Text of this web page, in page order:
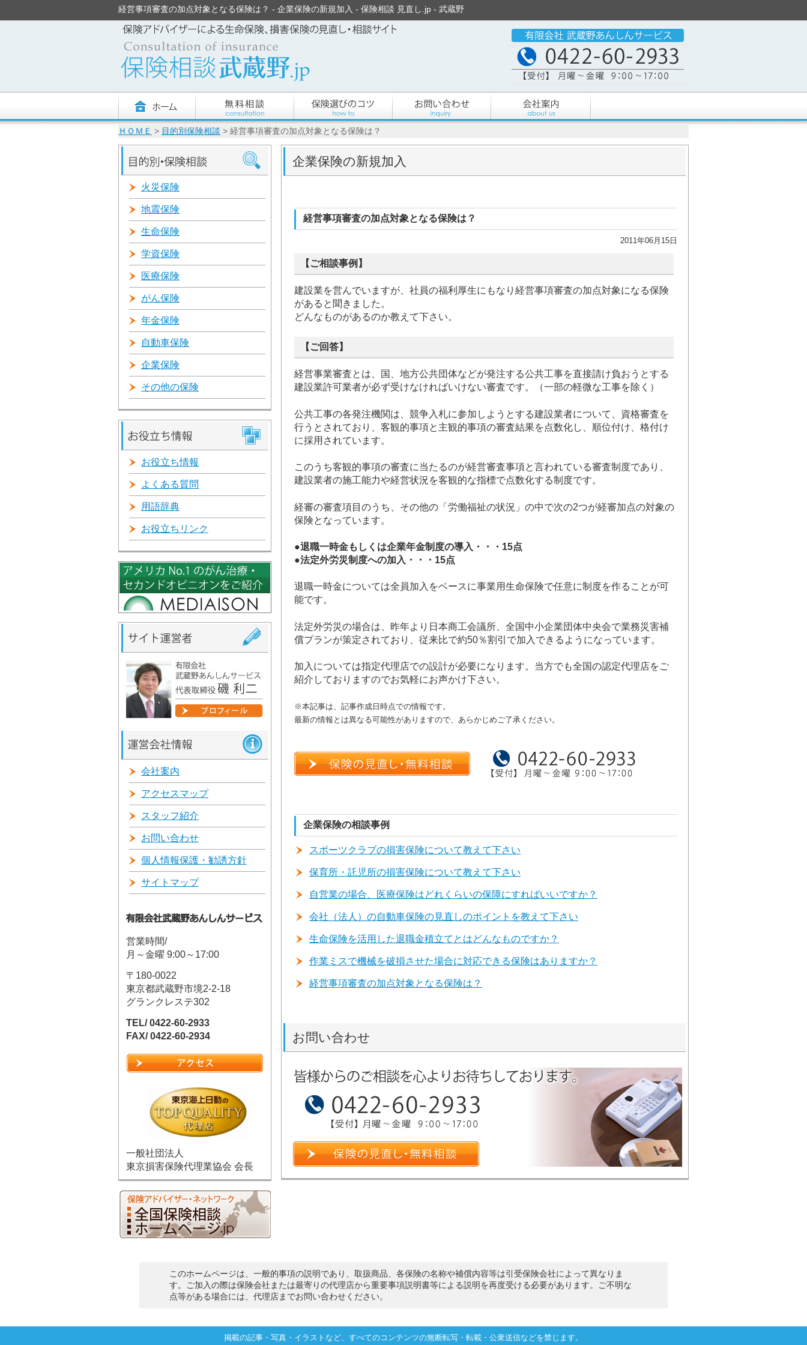
経営事項審査の加点対象となる保険は？ - 企業保険の新規加入 - 保険相談 見直し.jp - 武蔵野
ＨＯＭＥ > 目的別保険相談 > 経営事項審査の加点対象となる保険は？
企業保険の新規加入
経営事項審査の加点対象となる保険は？
2011年06月15日
【ご相談事例】
建設業を営んでいますが、社員の福利厚生にもなり経営事項審査の加点対象になる保険
があると聞きました。
どんなものがあるのか教えて下さい。
【ご回答】
経営事業審査とは、国、地方公共団体などが発注する公共工事を直接請け負おうとする
建設業許可業者が必ず受けなければいけない審査です。（一部の軽微な工事を除く）
公共工事の各発注機関は、競争入札に参加しようとする建設業者について、資格審査を
行うとされており、客観的事項と主観的事項の審査結果を点数化し、順位付け、格付け
に採用されています。
このうち客観的事項の審査に当たるのが経営審査事項と言われている審査制度であり、
建設業者の施工能力や経営状況を客観的な指標で点数化する制度です。
経審の審査項目のうち、その他の「労働福祉の状況」の中で次の2つが経審加点の対象の
保険となっています。
●退職一時金もしくは企業年金制度の導入・・・15点
●法定外労災制度への加入・・・15点
退職一時金については全員加入をベースに事業用生命保険で任意に制度を作ることが可
能です。
法定外労災の場合は、昨年より日本商工会議所、全国中小企業団体中央会で業務災害補
償プランが策定されており、従来比で約50％割引で加入できるようになっています。
加入については指定代理店での設計が必要になります。当方でも全国の認定代理店をご
紹介しておりますのでお気軽にお声かけ下さい。
※本記事は、記事作成日時点での情報です。
最新の情報とは異なる可能性がありますので、あらかじめご了承ください。
企業保険の相談事例
スポーツクラブの損害保険について教えて下さい
保育所・託児所の損害保険について教えて下さい
自営業の場合、医療保険はどれくらいの保障にすればいいですか？
会社（法人）の自動車保険の見直しのポイントを教えて下さい
生命保険を活用した退職金積立てとはどんなものですか？
作業ミスで機械を破損させた場合に対応できる保険はありますか？
経営事項審査の加点対象となる保険は？
お問い合わせ
火災保険
地震保険
生命保険
学資保険
医療保険
がん保険
年金保険
自動車保険
企業保険
その他の保険
お役立ち情報
よくある質問
用語辞典
お役立ちリンク
会社案内
アクセスマップ
スタッフ紹介
お問い合わせ
個人情報保護・勧誘方針
サイトマップ
営業時間/
月～金曜 9:00～17:00
〒180-0022
東京都武蔵野市境2-2-18
グランクレステ302
TEL/ 0422-60-2933
FAX/ 0422-60-2934
一般社団法人
東京損害保険代理業協会 会長
このホームページは、一般的事項の説明であり、取扱商品、各保険の名称や補償内容等は引受保険会社によって異なりま
す。ご加入の際は保険会社または最寄りの代理店から重要事項説明書等による説明を再度受ける必要があります。ご不明な
点等がある場合には、代理店までお問い合わせください。
掲載の記事・写真・イラストなど、すべてのコンテンツの無断転写・転載・公衆送信などを禁じます。